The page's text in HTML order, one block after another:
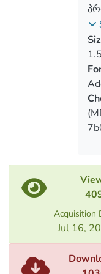
Acquisition
Jul 16,